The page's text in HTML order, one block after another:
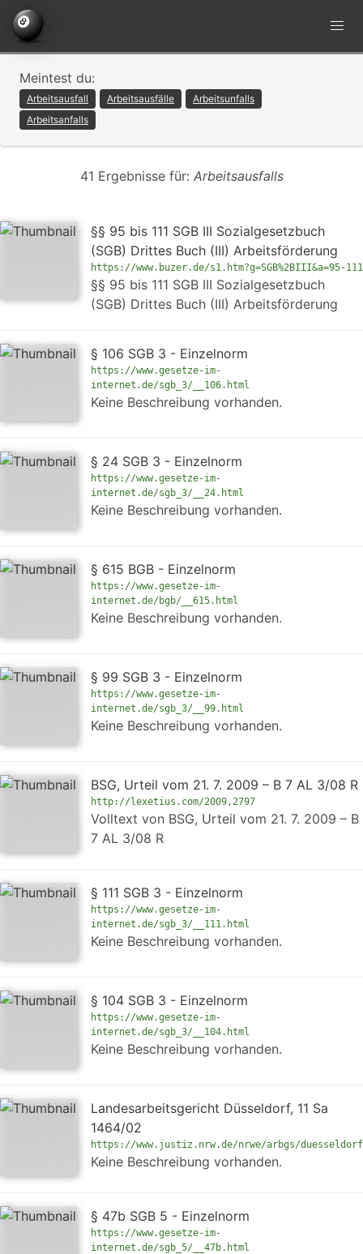
Meintest du:
Arbeitsausfall Arbeitsausfälle
Arbeitsunfalls
Arbeitsanfalls
41 Ergebnisse für: Arbeitsausfalls
§§ 95 bis 111 SGB III Sozialgesetzbuch
(SGB) Drittes Buch (III) Arbeitsförderung
https://www.buzer.de/s1.htm?g=SGB%2BIII&a=95-111
§§ 95 bis 111 SGB III Sozialgesetzbuch
(SGB) Drittes Buch (III) Arbeitsförderung
§ 106 SGB 3 - Einzelnorm
https://www.gesetze-im-
internet.de/sgb_3/__106.html
Keine Beschreibung vorhanden.
§ 24 SGB 3 - Einzelnorm
https://www.gesetze-im-
internet.de/sgb_3/__24.html
Keine Beschreibung vorhanden.
§ 615 BGB - Einzelnorm
https://www.gesetze-im-
internet.de/bgb/__615.html
Keine Beschreibung vorhanden.
§ 99 SGB 3 - Einzelnorm
https://www.gesetze-im-
internet.de/sgb_3/__99.html
Keine Beschreibung vorhanden.
BSG, Urteil vom 21. 7. 2009 – B 7 AL 3/08 R
http://lexetius.com/2009,2797
Volltext von BSG, Urteil vom 21. 7. 2009 – B
7 AL 3/08 R
§ 111 SGB 3 - Einzelnorm
https://www.gesetze-im-
internet.de/sgb_3/__111.html
Keine Beschreibung vorhanden.
§ 104 SGB 3 - Einzelnorm
https://www.gesetze-im-
internet.de/sgb_3/__104.html
Keine Beschreibung vorhanden.
Landesarbeitsgericht Düsseldorf, 11 Sa
1464/02
https://www.justiz.nrw.de/nrwe/arbgs/
Keine Beschreibung vorhanden.
§ 47b SGB 5 - Einzelnorm
https://www.gesetze-im-
internet.de/sgb_5/__47b.html